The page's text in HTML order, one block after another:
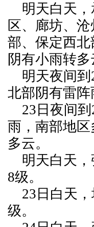
明天白天，
区、廊坊、
部、保定西
阴有小雨转多
明天夜间到
北部阴有雷
23日夜间到
雨，南部地
多云。
明天白天，
8级。
23日白天，
级。